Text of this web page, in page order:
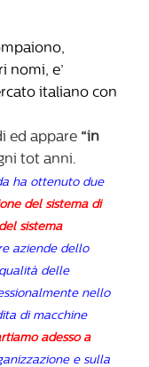
nomi, e’
italiano con
ed appare “in
tot anni.
ha ottenuto due
del sistema di
sistema
aziende dello
delle
nello
di macchine
adesso a
e sulla